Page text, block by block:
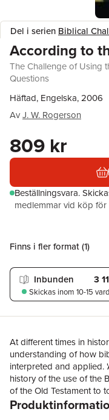
Del i serien Biblical
According to
The Challenge of Using
Questions
Häftad, Engelska, 2006
AvJ. W. Rogerson
809 kr
Beställningsvara.
medlemmar vid köp
Finns i fler format (1)
Inbunden 3
Skickas inom 10-15
At different times in
understanding of how
interpreted and applied.
history of the use of the
of the Old Testament to
history of how the Bible